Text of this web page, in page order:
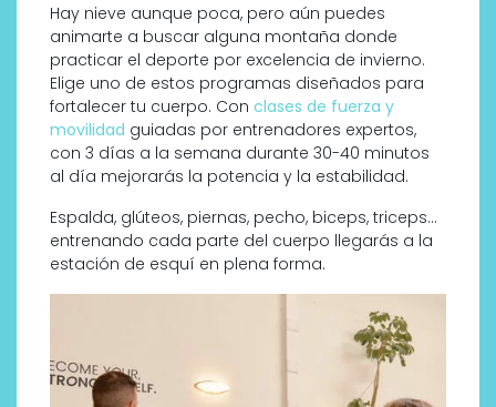
Hay nieve aunque poca, pero aún puedes
animarte a buscar alguna montaña donde
practicar el deporte por excelencia de invierno.
Elige uno de estos programas diseñados para
fortalecer tu cuerpo. Con clases de fuerza y
movilidad guiadas por entrenadores expertos,
con 3 días a la semana durante 30-40 minutos
al día mejorarás la potencia y la estabilidad.
Espalda, glúteos, piernas, pecho, biceps, triceps…
entrenando cada parte del cuerpo llegarás a la
estación de esquí en plena forma.